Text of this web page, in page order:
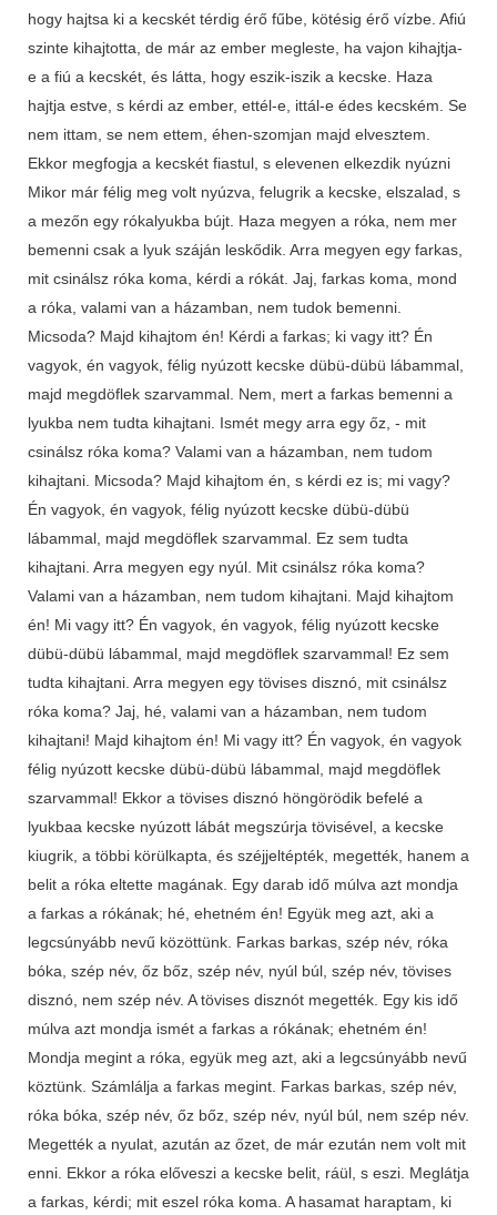
hogy hajtsa ki a kecskét térdig érő fűbe, kötésig érő vízbe. Afiú
szinte kihajtotta, de már az ember megleste, ha vajon kihajtja-
e a fiú a kecskét, és látta, hogy eszik-iszik a kecske. Haza
hajtja estve, s kérdi az ember, ettél-e, ittál-e édes kecském. Se
nem ittam, se nem ettem, éhen-szomjan majd elvesztem.
Ekkor megfogja a kecskét fiastul, s elevenen elkezdik nyúzni
Mikor már félig meg volt nyúzva, felugrik a kecske, elszalad, s
a mezőn egy rókalyukba bújt. Haza megyen a róka, nem mer
bemenni csak a lyuk száján leskődik. Arra megyen egy farkas,
mit csinálsz róka koma, kérdi a rókát. Jaj, farkas koma, mond
a róka, valami van a házamban, nem tudok bemenni.
Micsoda? Majd kihajtom én! Kérdi a farkas; ki vagy itt? Én
vagyok, én vagyok, félig nyúzott kecske dübü-dübü lábammal,
majd megdöflek szarvammal. Nem, mert a farkas bemenni a
lyukba nem tudta kihajtani. Ismét megy arra egy őz, - mit
csinálsz róka koma? Valami van a házamban, nem tudom
kihajtani. Micsoda? Majd kihajtom én, s kérdi ez is; mi vagy?
Én vagyok, én vagyok, félig nyúzott kecske dübü-dübü
lábammal, majd megdöflek szarvammal. Ez sem tudta
kihajtani. Arra megyen egy nyúl. Mit csinálsz róka koma?
Valami van a házamban, nem tudom kihajtani. Majd kihajtom
én! Mi vagy itt? Én vagyok, én vagyok, félig nyúzott kecske
dübü-dübü lábammal, majd megdöflek szarvammal! Ez sem
tudta kihajtani. Arra megyen egy tövises disznó, mit csinálsz
róka koma? Jaj, hé, valami van a házamban, nem tudom
kihajtani! Majd kihajtom én! Mi vagy itt? Én vagyok, én vagyok
félig nyúzott kecske dübü-dübü lábammal, majd megdöflek
szarvammal! Ekkor a tövises disznó höngörödik befelé a
lyukbaa kecske nyúzott lábát megszúrja tövisével, a kecske
kiugrik, a többi körülkapta, és széjjeltépték, megették, hanem a
belit a róka eltette magának. Egy darab idő múlva azt mondja
a farkas a rókának; hé, ehetném én! Együk meg azt, aki a
legcsúnyább nevű közöttünk. Farkas barkas, szép név, róka
bóka, szép név, őz bőz, szép név, nyúl búl, szép név, tövises
disznó, nem szép név. A tövises disznót megették. Egy kis idő
múlva azt mondja ismét a farkas a rókának; ehetném én!
Mondja megint a róka, együk meg azt, aki a legcsúnyább nevű
köztünk. Számlálja a farkas megint. Farkas barkas, szép név,
róka bóka, szép név, őz bőz, szép név, nyúl búl, nem szép név.
Megették a nyulat, azután az őzet, de már ezután nem volt mit
enni. Ekkor a róka előveszi a kecske belit, ráül, s eszi. Meglátja
a farkas, kérdi; mit eszel róka koma. A hasamat haraptam, ki